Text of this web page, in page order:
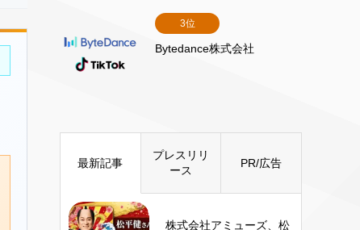
3位
Bytedance株式会社
最新記事
プレスリリ
ース
PR/広告
株式会社アミューズ、松